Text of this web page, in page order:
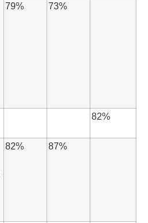
79% 73%
82%
82% 87%